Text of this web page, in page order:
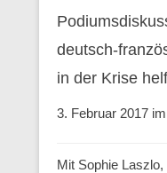
deutsch-
in der Krise
3. Februar 2017
Mit Sophie